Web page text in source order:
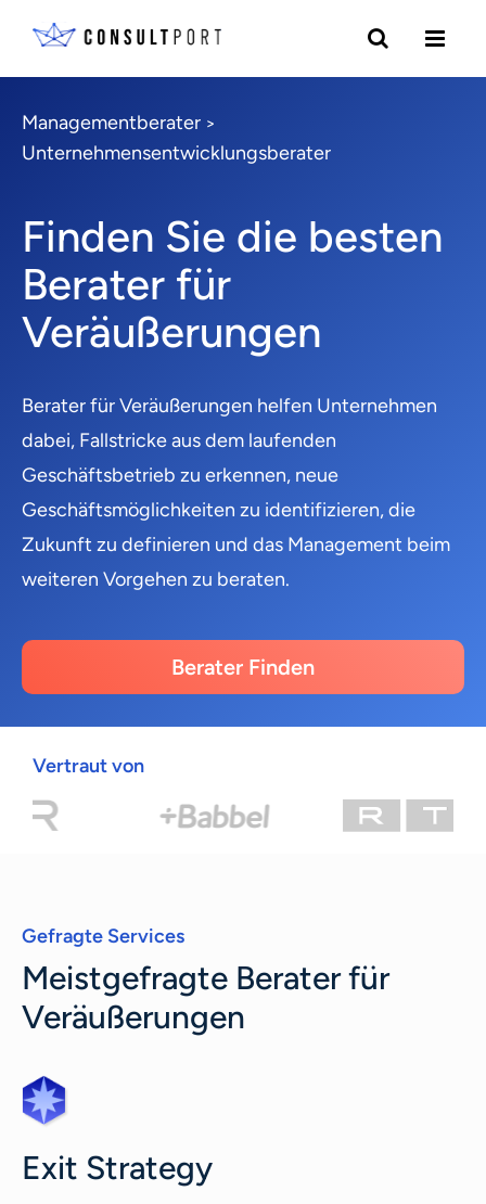
Managementberater >
Unternehmensentwicklungsberater
Finden Sie die besten
Berater für
Veräußerungen
Berater für Veräußerungen helfen Unternehmen
dabei, Fallstricke aus dem laufenden
Geschäftsbetrieb zu erkennen, neue
Geschäftsmöglichkeiten zu identifizieren, die
Zukunft zu definieren und das Management beim
weiteren Vorgehen zu beraten.
Berater Finden
Vertraut von
Gefragte Services
Meistgefragte Berater für
Veräußerungen
Exit Strategy